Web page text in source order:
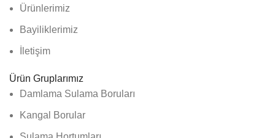
Ürünlerimiz
Bayiliklerimiz
İletişim
Ürün Gruplarımız
Damlama Sulama Boruları
Kangal Borular